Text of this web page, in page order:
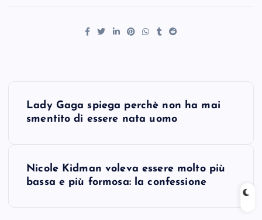
Lady Gaga spiega perchè non ha mai
smentito di essere nata uomo
Nicole Kidman voleva essere molto più
bassa e più formosa: la confessione